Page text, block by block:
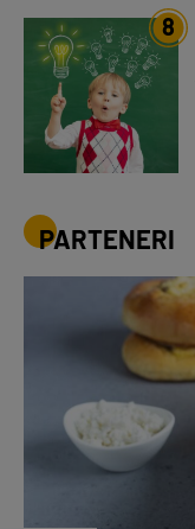
8
PARTENERI